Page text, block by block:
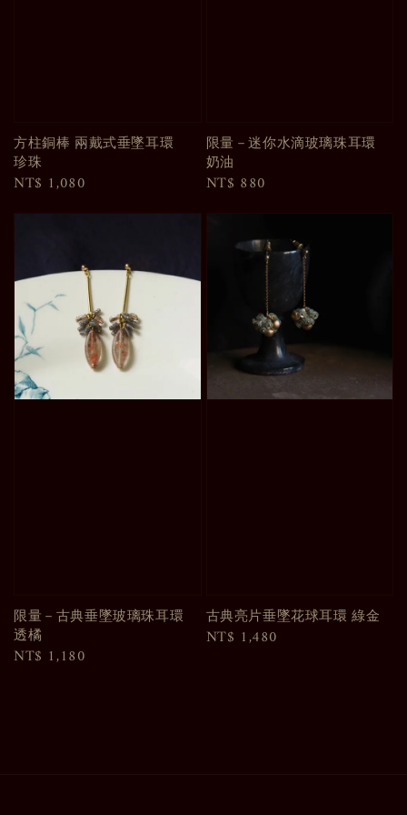
方柱銅棒 兩戴式垂墜耳環
珍珠
Regular
NT$ 1,080
限量－迷你水滴玻璃珠耳環
奶油
Regular
NT$ 880
限量－古典垂墜玻璃珠耳環
透橘
Regular
NT$ 1,180
古典亮片垂墜花球耳環 綠金
Regular
NT$ 1,480